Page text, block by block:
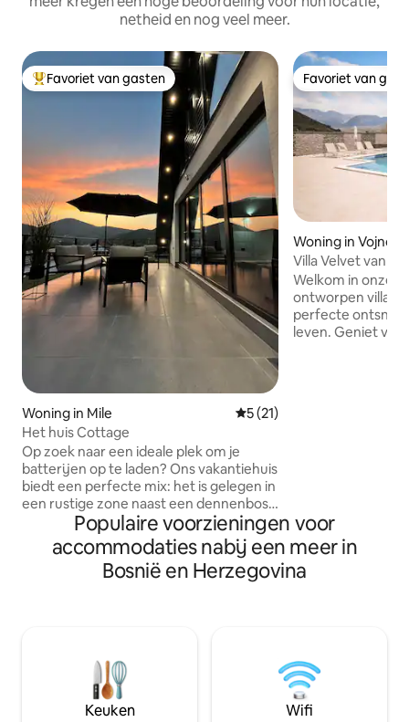
netheid en nog veel meer.
Topfavoriet van gasten
Favoriet van gasten
Woning in Mile Gemiddelde beoordeling
5 (21)
Het huis Cottage
Op zoek naar een ideale plek om je
batterijen op te laden? ​Ons vakantiehuis
biedt een perfecte mix: het is gelegen in
een rustige zone naast een dennenbos,
en tegelijkertijd is het extreem dicht bij
de Pliva Lakes – een paradijs voor
vissers, peddelaars en
natuurliefhebbers. ​Voordelen:
massagefauteuils en meer. ​Ontdek:
Mlinčići, Bridge of Love, Plivska Lakes,
Old Town Jajce, Plivsky Waterfall, alles is
binnen handbereik.
Favoriet van
Favoriet van
Woning in Vojno
Villa Velvet van
Welkom in onze
ontworpen villa
perfecte
leven. Geniet
sterren en nog
Populaire voorzieningen voor
accommodaties nabij een meer in
Bosnië en Herzegovina
Keuken Wifi